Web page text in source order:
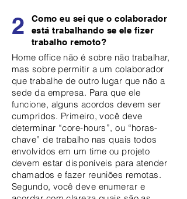
Home office não é sobre não trabalhar,
mas sobre permitir a um colaborador
que trabalhe de outro lugar que não a
sede da empresa. Para que ele
funcione, alguns acordos devem ser
cumpridos. Primeiro, você deve
determinar “core-hours”, ou “horas-
chave” de trabalho nas quais todos
envolvidos em um time ou projeto
devem estar disponíveis para atender
chamados e fazer reuniões remotas.
Segundo, você deve enumerar e
Como eu sei que o colaborador
está trabalhando se ele fizer
trabalho remoto?
2